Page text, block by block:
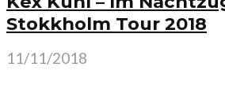
Stokkholm Tour 2018
11/11/2018